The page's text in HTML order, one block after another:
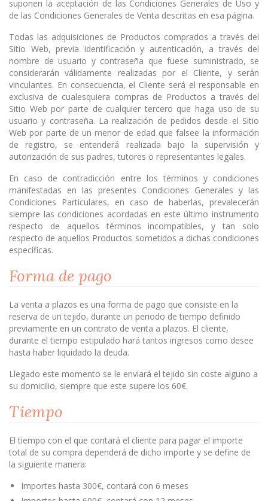
suponen la aceptación de las Condiciones Generales de Uso y
de las Condiciones Generales de Venta descritas en esa página.
Todas las adquisiciones de Productos comprados a través del
Sitio Web, previa identificación y autenticación, a través del
nombre de usuario y contraseña que fuese suministrado, se
considerarán válidamente realizadas por el Cliente, y serán
vinculantes. En consecuencia, el Cliente será el responsable en
exclusiva de cualesquiera compras de Productos a través del
Sitio Web por parte de cualquier tercero que haga uso de su
usuario y contraseña. La realización de pedidos desde el Sitio
Web por parte de un menor de edad que falsee la información
de registro, se entenderá realizada bajo la supervisión y
autorización de sus padres, tutores o representantes legales.
En caso de contradicción entre los términos y condiciones
manifestadas en las presentes Condiciones Generales y las
Condiciones Particulares, en caso de haberlas, prevalecerán
siempre las condiciones acordadas en este último instrumento
respecto de aquellos términos incompatibles, y tan solo
respecto de aquellos Productos sometidos a dichas condiciones
específicas.
Forma de pago
La venta a plazos es una forma de pago que consiste en la
reserva de un tejido, durante un periodo de tiempo definido
previamente en un contrato de venta a plazos. El cliente,
durante el tiempo estipulado hará tantos ingresos como desee
hasta haber liquidado la deuda.
Llegado este momento se le enviará el tejido sin coste alguno a
su domicilio, siempre que este supere los 60€.
Tiempo
El tiempo con el que contará el cliente para pagar el importe
total de su compra dependerá de dicho importe y se define de
la siguiente manera:
Importes hasta 300€, contará con 6 meses